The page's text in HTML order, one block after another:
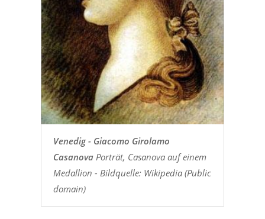
Venedig - Giacomo Girolamo
CasanovaPorträt, Casanova auf einem
Medallion - Bildquelle: Wikipedia (Public
domain)